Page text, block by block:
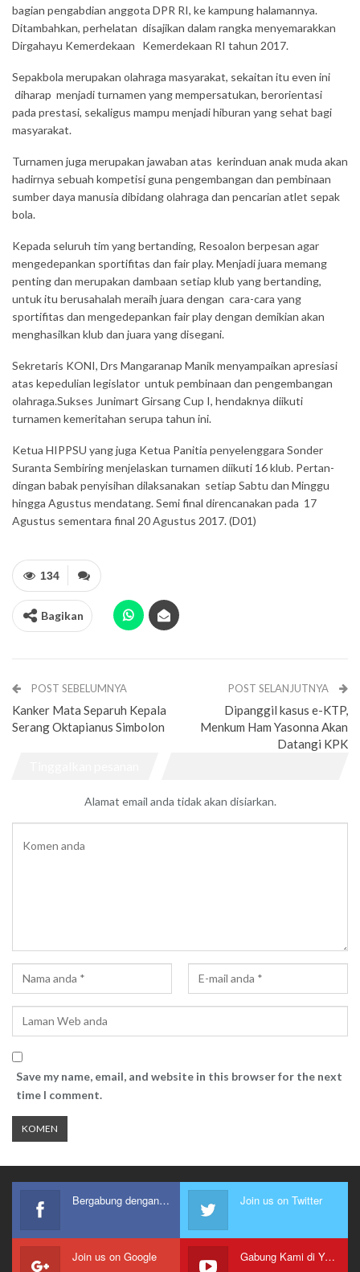
bagian pengabdian anggota DPR RI, ke kampung halamannya.
Ditambahkan, perhelatan disajikan dalam rangka menyemarakkan
Dirgahayu Kemerdekaan Kemerdekaan RI tahun 2017.
Sepakbola merupakan olahraga masyarakat, sekaitan itu even ini
diharap menjadi turnamen yang mempersatukan, berorientasi
pada prestasi, sekaligus mampu menjadi hiburan yang sehat bagi
masyarakat.
Turnamen juga merupakan jawaban atas kerinduan anak muda akan
hadirnya sebuah kompetisi guna pengembangan dan pembinaan
sumber daya manusia dibidang olahraga dan pencarian atlet sepak
bola.
Kepada seluruh tim yang bertanding, Resoalon berpesan agar
mengedepankan sportifitas dan fair play. Menjadi juara memang
penting dan merupakan dambaan setiap klub yang bertanding,
untuk itu berusahalah meraih juara dengan cara-cara yang
sportifitas dan mengedepankan fair play dengan demikian akan
menghasilkan klub dan juara yang disegani.
Sekretaris KONI, Drs Mangaranap Manik menyampaikan apresiasi
atas kepedulian legislator untuk pembinaan dan pengembangan
olahraga.Sukses Junimart Girsang Cup I, hendaknya diikuti
turnamen kemeritahan serupa tahun ini.
Ketua HIPPSU yang juga Ketua Panitia penyelenggara Sonder
Suranta Sembiring menjelaskan turnamen diikuti 16 klub. Pertan­
dingan babak penyisihan dilaksanakan se­tiap Sabtu dan Mi­ng­­gu
hingga Agustus men­datang. Semi final direncanakan pada 17
Agustus sementara final 20 Agustus 2017. (D01)
134
Bagikan
POST SEBELUMNYA
Kanker Mata Separuh Kepala
Serang Oktapianus Simbolon
POST SELANJUTNYA
Dipanggil kasus e-KTP,
Menkum Ham Yasonna Akan
Datangi KPK
Alamat email anda tidak akan disiarkan.
Save my name, email, and website in this browser for the next
time I comment.
Bergabung dengan kami Join us on Twitter
Join us on Google Gabung Kami di Youtube